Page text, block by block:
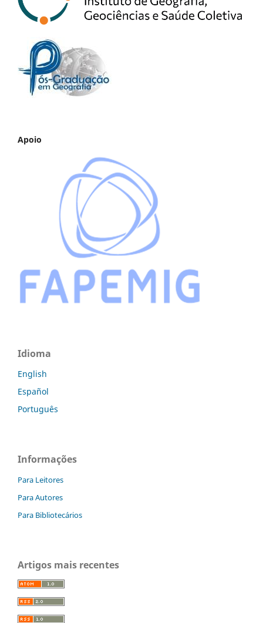
Apoio
Idioma
English
Español
Português
Informações
Para Leitores
Para Autores
Para Bibliotecários
Artigos mais recentes